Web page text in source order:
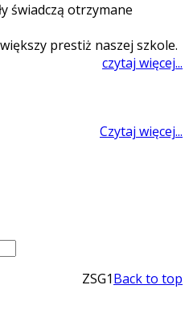
świadczą otrzymane
prestiż naszej szkole.
czytaj więcej...
Czytaj więcej...
Back to top
ZSG1